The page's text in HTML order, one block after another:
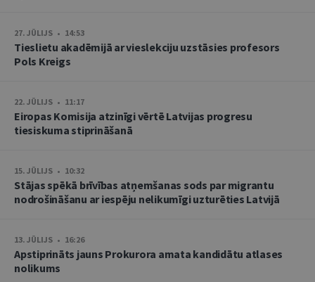
27. JŪLIJS • 14:53
Tieslietu akadēmijā ar vieslekciju uzstāsies profesors
Pols Kreigs
22. JŪLIJS • 11:17
Eiropas Komisija atzinīgi vērtē Latvijas progresu
tiesiskuma stiprināšanā
15. JŪLIJS • 10:32
Stājas spēkā brīvības atņemšanas sods par migrantu
nodrošināšanu ar iespēju nelikumīgi uzturēties Latvijā
13. JŪLIJS • 16:26
Apstiprināts jauns Prokurora amata kandidātu atlases
nolikums